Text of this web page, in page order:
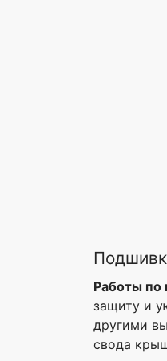
Работы по
защиту и
другими
свода